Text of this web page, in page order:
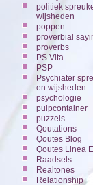
politiek
wijsheden
poppen
proverbial
proverbs
PS Vita
PSP
Psychiater
en wijsheden
psychologie
pulpcontainer
puzzels
Qoutations
Qoutes Blog
Qoutes Linea
Raadsels
Realtones
Relationship